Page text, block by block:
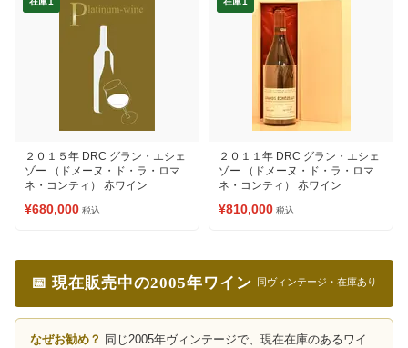
２０１５年 DRC グラン・エシェ
ゾー （ドメーヌ・ド・ラ・ロマ
ネ・コンティ） 赤ワイン
¥680,000 税込
２０１１年 DRC グラン・エシェ
ゾー （ドメーヌ・ド・ラ・ロマ
ネ・コンティ） 赤ワイン
¥810,000 税込
📅 現在販売中の2005年ワイン 同ヴィンテージ・在庫あり
なぜお勧め？ 同じ2005年ヴィンテージで、現在在庫のあるワイ